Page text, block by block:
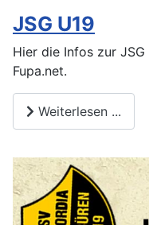
JSG U19
Hier die Infos zur
Fupa.net.
Weiterlesen ...